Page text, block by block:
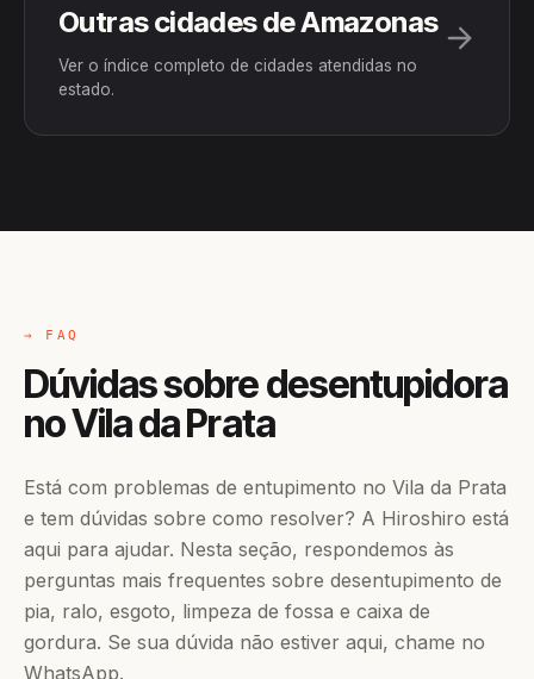
Outras cidades de Amazonas
Ver o índice completo de cidades atendidas no
estado.
→ FAQ
Dúvidas sobre desentupidora
no Vila da Prata
Está com problemas de entupimento no Vila da Prata
e tem dúvidas sobre como resolver? A Hiroshiro está
aqui para ajudar. Nesta seção, respondemos às
perguntas mais frequentes sobre desentupimento de
pia, ralo, esgoto, limpeza de fossa e caixa de
gordura. Se sua dúvida não estiver aqui, chame no
WhatsApp.